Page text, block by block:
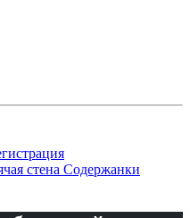
стена Содержанки